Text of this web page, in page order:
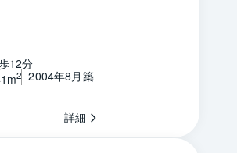
12分
2 2004年8月築
詳細